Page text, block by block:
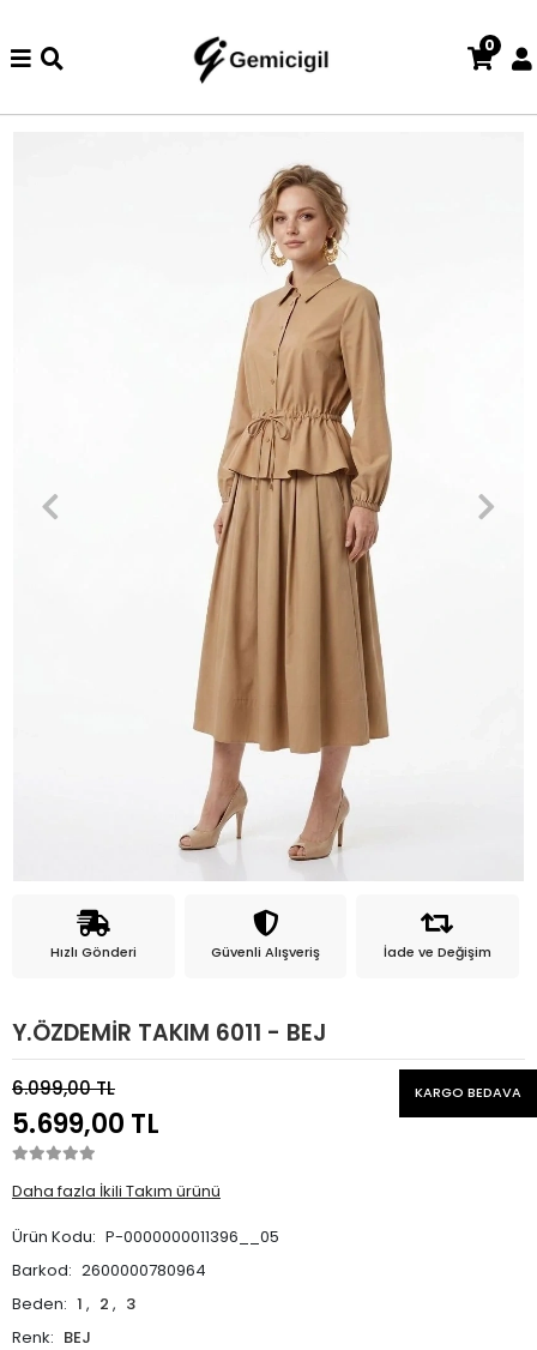
iade ve değişim işlemi yoktur.
0
Hızlı Gönderi Güvenli Alışveriş İade ve Değişim
Y.ÖZDEMİR TAKIM 6011 - BEJ
6.099,00 TL
5.699,00 TL
KARGO BEDAVA
Daha fazla İkili Takım ürünü
Ürün Kodu: P-0000000011396__05
Barkod: 2600000780964
Beden: 1 , 2 , 3
Renk: BEJ